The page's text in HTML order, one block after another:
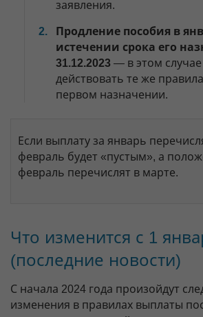
заявления.
Продление пособия в
истечении срока его
31.12.2023 — в этом случае
действовать те же
первом назначении.
Если выплату за январь
февраль будет «пустым», а
февраль перечислят в марте.
Что изменится с 1
(последние новости)
С начала 2024 года произойдут
изменения в правилах выплаты